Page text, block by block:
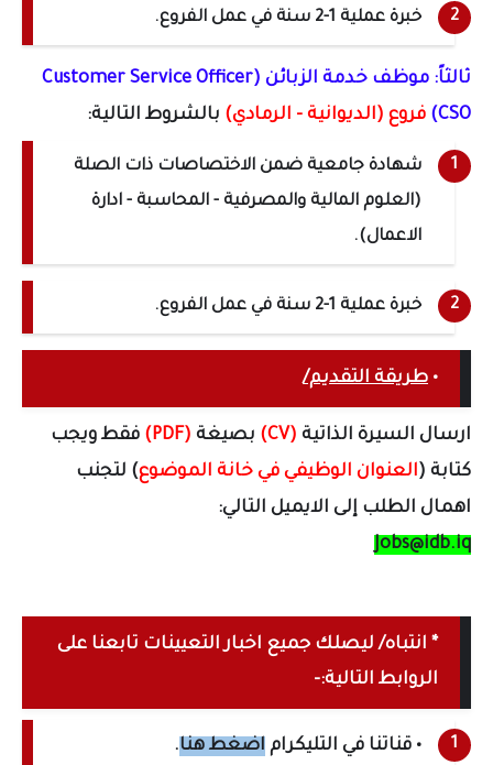
خبرة عملية 1-2 سنة في عمل الفروع.
ثالثاً: موظف خدمة الزبائن (Customer Service Officer
CSO)
فروع (الديوانية - الرمادي) بالشروط التالية:
شهادة جامعية ضمن الاختصاصات ذات الصلة
(العلوم المالية والمصرفية - المحاسبة - ادارة
الاعمال).
خبرة عملية 1-2 سنة في عمل الفروع.
• طريقة التقديم/
ارسال السيرة الذاتية (CV) بصيغة (PDF)
فقط ويجب
كتابة (العنوان الوظيفي في خانة الموضوع) لتجنب
اهمال الطلب إلى الايميل التالي:
Jobs@idb.iq
* انتباه/ ليصلك جميع اخبار التعيينات تابعنا على
الروابط التالية:-
• قناتنا في التليكرام اضغط هنا.